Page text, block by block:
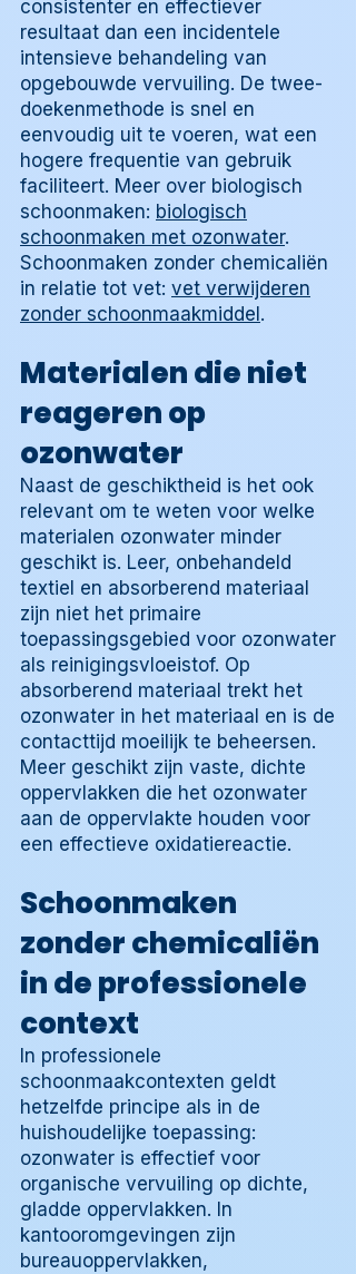
consistenter en effectiever
resultaat dan een incidentele
intensieve behandeling van
opgebouwde vervuiling. De twee-
doekenmethode is snel en
eenvoudig uit te voeren, wat een
hogere frequentie van gebruik
faciliteert. Meer over biologisch
schoonmaken: biologisch
schoonmaken met ozonwater.
Schoonmaken zonder chemicaliën
in relatie tot vet: vet verwijderen
zonder schoonmaakmiddel .
Materialen die niet
reageren op
ozonwater
Naast de geschiktheid is het ook
relevant om te weten voor welke
materialen ozonwater minder
geschikt is. Leer, onbehandeld
textiel en absorberend materiaal
zijn niet het primaire
toepassingsgebied voor ozonwater
als reinigingsvloeistof. Op
absorberend materiaal trekt het
ozonwater in het materiaal en is de
contacttijd moeilijk te beheersen.
Meer geschikt zijn vaste, dichte
oppervlakken die het ozonwater
aan de oppervlakte houden voor
een effectieve oxidatiereactie.
Schoonmaken
zonder chemicaliën
in de professionele
context
In professionele
schoonmaakcontexten geldt
hetzelfde principe als in de
huishoudelijke toepassing:
ozonwater is effectief voor
organische vervuiling op dichte,
gladde oppervlakken. In
kantooromgevingen zijn
bureauoppervlakken,